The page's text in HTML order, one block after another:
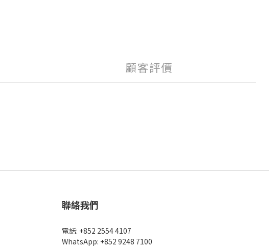
顧客評價
聯絡我們
電話: +852 2554 4107
WhatsApp: +852 9248 7100